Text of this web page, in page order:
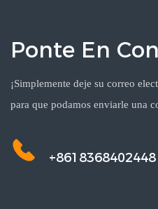
Ponte En
¡Simplemente deje su correo
para que podamos enviarle una
+8618368402448